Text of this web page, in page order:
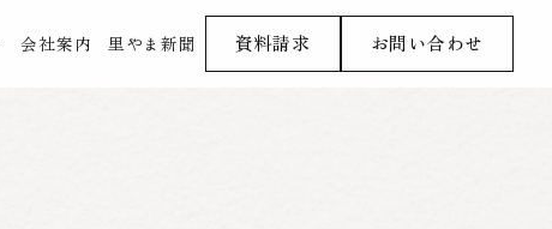
会社案内 里やま新聞 資料請求 お問い合わせ